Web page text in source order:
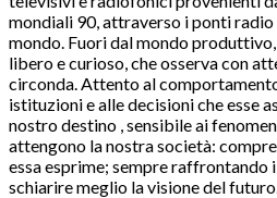
mondiali 90, attraverso i ponti
mondo. Fuori dal mondo
libero e curioso, che osserva con
circonda. Attento al
istituzioni e alle decisioni che esse
nostro destino , sensibile ai
attengono la nostra società:
essa esprime; sempre raffrontando
schiarire meglio la visione del futuro.